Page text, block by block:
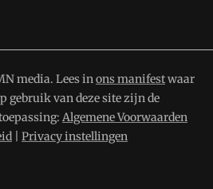
media. Lees inons manifestwaar
gebruik van deze site zijn de
Algemene Voorwaarden
Privacy instellingen